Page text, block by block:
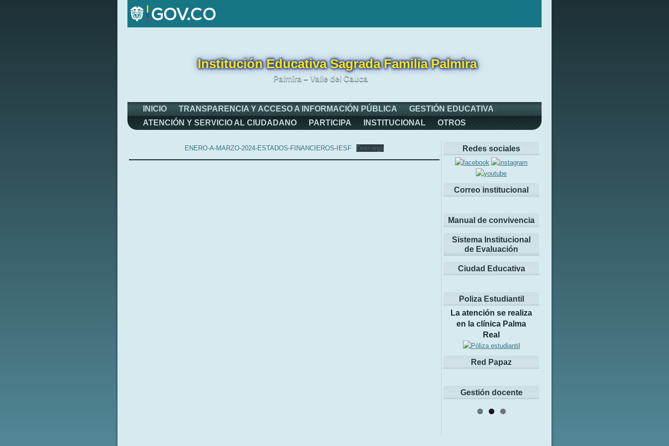
Institución Educativa Sagrada Familia Palmira
Palmira – Valle del Cauca
INICIO TRANSPARENCIA Y ACCESO A INFORMACIÓN PÚBLICA
GESTIÓN EDUCATIVA
ATENCIÓN Y SERVICIO AL CIUDADANO
PARTICIPA INSTITUCIONAL OTROS
ENERO-A-MARZO-2024-ESTADOS-FINANCIEROS-IESF Descarga Redes sociales
Correo institucional
Manual de convivencia
Sistema Institucional
de Evaluación
Ciudad Educativa
Poliza Estudiantil
La atención se realiza
en la clínica Palma
Real
Red Papaz
Gestión docente